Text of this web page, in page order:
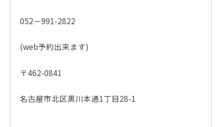
052－991-2822
(web予約出来ます)
〒462-0841
名古屋市北区黒川本通1丁目28-1